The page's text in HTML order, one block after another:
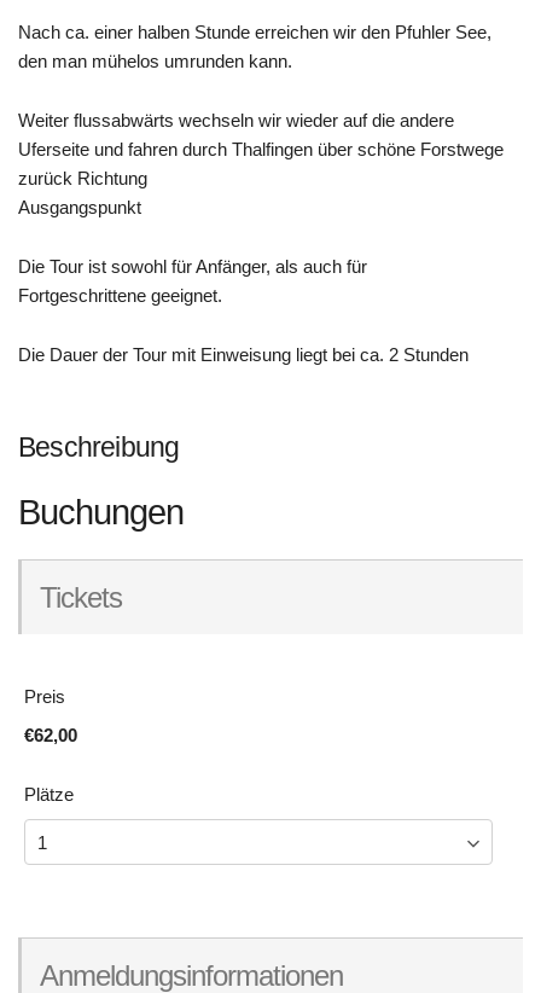
Nach ca. einer halben Stunde erreichen wir den Pfuhler See,
den man mühelos umrunden kann.
Weiter flussabwärts wechseln wir wieder auf die andere
Uferseite und fahren durch Thalfingen über schöne Forstwege
zurück Richtung
Ausgangspunkt
Die Tour ist sowohl für Anfänger, als auch für
Fortgeschrittene geeignet.
Die Dauer der Tour mit Einweisung liegt bei ca. 2 Stunden
Beschreibung
Buchungen
Tickets
Preis
€62,00
Plätze
Anmeldungsinformationen